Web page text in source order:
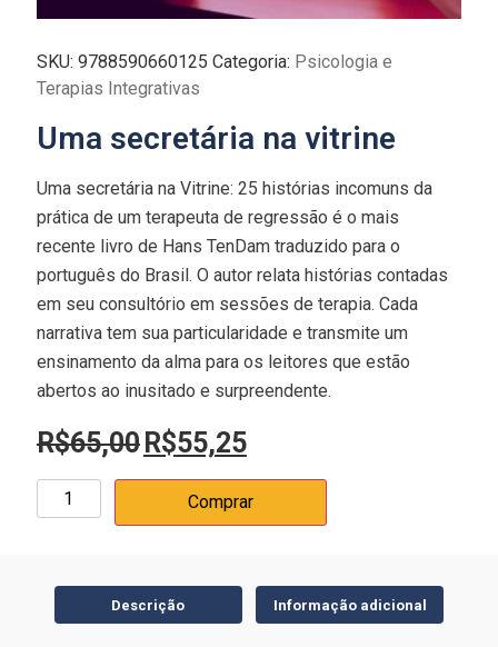
SKU: 9788590660125 Categoria: Psicologia e
Terapias Integrativas
Uma secretária na vitrine
Uma secretária na Vitrine: 25 histórias incomuns da
prática de um terapeuta de regressão é o mais
recente livro de Hans TenDam traduzido para o
português do Brasil. O autor relata histórias contadas
em seu consultório em sessões de terapia. Cada
narrativa tem sua particularidade e transmite um
ensinamento da alma para os leitores que estão
abertos ao inusitado e surpreendente.
R$65,00 R$55,25
Comprar
Descrição Informação adicional